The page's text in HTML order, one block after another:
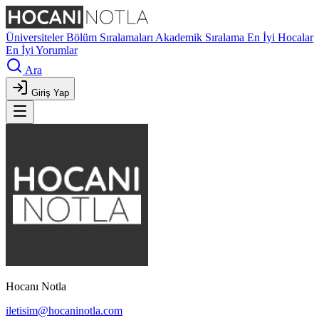
ÜniversitelerBölüm Sıralamaları Akademik Sıralama En İyi Hocalar
En İyi Yorumlar
Ara
Giriş Yap
Hocanı Notla
iletisim@hocaninotla.com